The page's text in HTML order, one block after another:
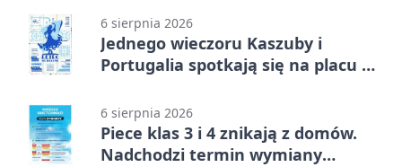
6 sierpnia 2026
Jednego wieczoru Kaszuby i
Portugalia spotkają się na placu w
6 sierpnia 2026
Piece klas 3 i 4 znikają z domów.
Nadchodzi termin wymiany